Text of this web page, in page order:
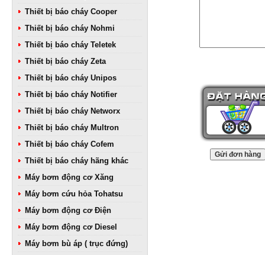
Thiết bị báo cháy Cooper
Thiết bị báo cháy Nohmi
Thiết bị báo cháy Teletek
Thiết bị báo cháy Zeta
Thiết bị báo cháy Unipos
Thiết bị báo cháy Notifier
Thiết bị báo cháy Networx
Thiết bị báo cháy Multron
Thiết bị báo cháy Cofem
Thiết bị báo cháy hãng khác
Máy bơm động cơ Xăng
Máy bơm cứu hỏa Tohatsu
Máy bơm động cơ Điện
Máy bơm động cơ Diesel
Máy bơm bù áp ( trục đứng)